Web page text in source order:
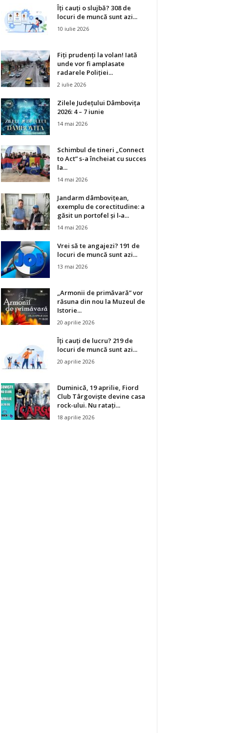
Îți cauți o slujbă? 308 de
locuri de muncă sunt azi...
10 iulie 2026
Fiți prudenți la volan! Iată
unde vor fi amplasate
radarele Poliției...
2 iulie 2026
Zilele Județului Dâmbovița
2026: 4 – 7 iunie
14 mai 2026
Schimbul de tineri „Connect
to Act” s-a încheiat cu succes
la...
14 mai 2026
Jandarm dâmbovițean,
exemplu de corectitudine: a
găsit un portofel și l‑a...
14 mai 2026
Vrei să te angajezi? 191 de
locuri de muncă sunt azi...
13 mai 2026
„Armonii de primăvară” vor
răsuna din nou la Muzeul de
Istorie...
20 aprilie 2026
Îți cauți de lucru? 219 de
locuri de muncă sunt azi...
20 aprilie 2026
Duminică, 19 aprilie, Fiord
Club Târgoviște devine casa
rock-ului. Nu ratați...
18 aprilie 2026